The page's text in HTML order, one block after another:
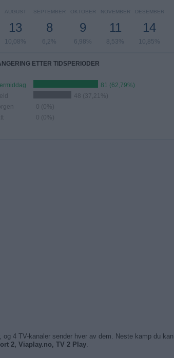
AUGUST
13
10,08%
SEPTEMBER
8
6,2%
OKTOBER
9
6,98%
NOVEMBER
11
8,53%
DESEMBER
14
10,85%
ETTER TIDSPERIODER
81 (62,79%)
48 (37,21%)
0 (0%)
0 (0%)
4 TV-kanaler sender hver av dem. Neste kamp du
2, Viaplay.no, TV 2 Play.